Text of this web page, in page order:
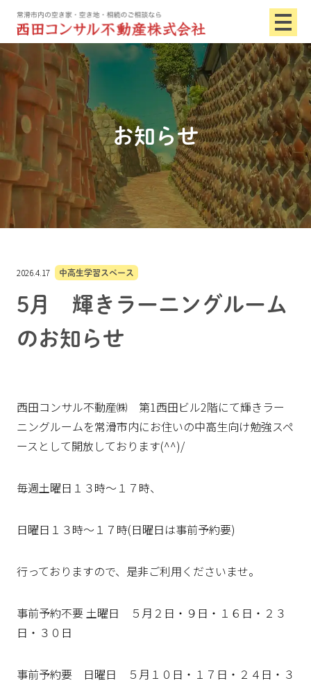
お知らせ
2026.4.17 中高生学習スペース
5月 輝きラーニングルーム
のお知らせ
西田コンサル不動産㈱ 第1西田ビル2階にて輝きラー
ニングルームを常滑市内にお住いの中高生向け勉強スペ
ースとして開放しております(^^)/
毎週土曜日１３時～１７時、
日曜日１３時～１７時(日曜日は事前予約要)
行っておりますので、是非ご利用くださいませ。
事前予約不要 土曜日 ５月２日・９日・１６日・２３
日・３０日
事前予約要 日曜日 ５月１０日・１７日・２４日・３